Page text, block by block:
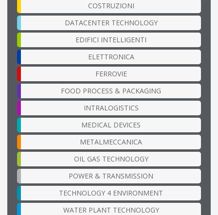
COSTRUZIONI
DATACENTER TECHNOLOGY
EDIFICI INTELLIGENTI
ELETTRONICA
FERROVIE
FOOD PROCESS & PACKAGING
INTRALOGISTICS
MEDICAL DEVICES
METALMECCANICA
OIL GAS TECHNOLOGY
POWER & TRANSMISSION
TECHNOLOGY 4 ENVIRONMENT
WATER PLANT TECHNOLOGY